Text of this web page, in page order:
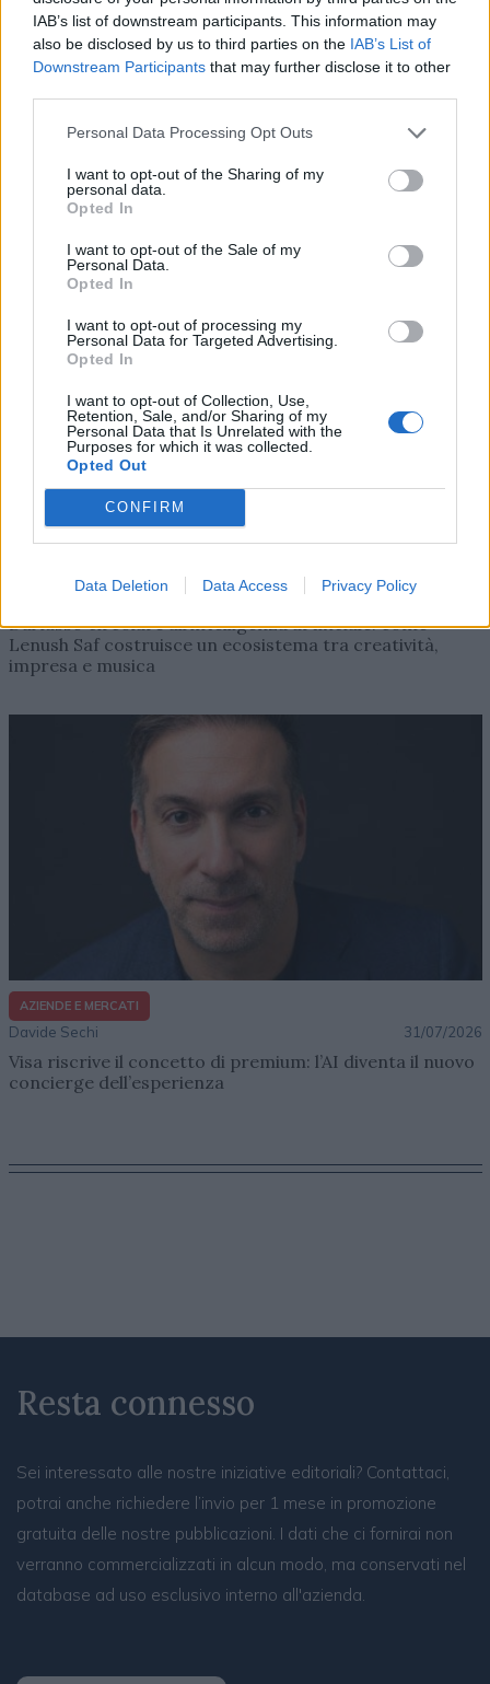
IAB’s list of downstream participants. This information may
also be disclosed by us to third parties on the IAB’s List of
Downstream Participants that may further disclose it to other
Personal Data Processing Opt Outs
I want to opt-out of the Sharing of my
personal data.
Opted In
I want to opt-out of the Sale of my
Personal Data.
Opted In
I want to opt-out of processing my
Personal Data for Targeted Advertising.
Opted In
I want to opt-out of Collection, Use,
Retention, Sale, and/or Sharing of my
Personal Data that Is Unrelated with the
Purposes for which it was collected.
Opted Out
CONFIRM
Data Deletion Data Access Privacy Policy
FESTIVAL DI SANREMO
Davide Sechi 31/07/2026
Dal lusso circolare all’intelligenza artificiale: come
Lenush Saf costruisce un ecosistema tra creatività,
impresa e musica
AZIENDE E MERCATI
Davide Sechi 31/07/2026
Visa riscrive il concetto di premium: l’AI diventa il nuovo
concierge dell’esperienza
Resta connesso
Sei interessato alle nostre iniziative editoriali? Contattaci,
potrai anche richiedere l’invio per 1 mese in promozione
gratuita delle nostre pubblicazioni. I dati che ci fornirai non
verranno commercializzati in alcun modo, ma conservati nel
database ad uso esclusivo interno all'azienda.